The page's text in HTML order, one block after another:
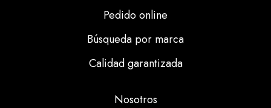
Pedido online
Búsqueda por marca
Calidad garantizada
Nosotros